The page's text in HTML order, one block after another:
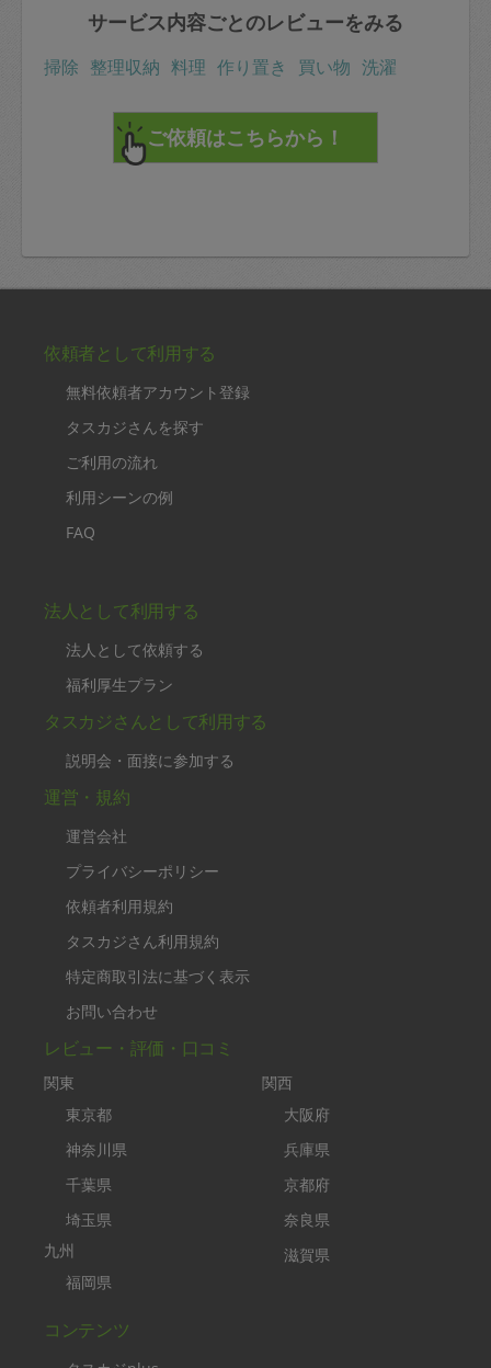
サービス内容ごとのレビューをみる
掃除 整理収納 料理 作り置き 買い物 洗濯
依頼者として利用する
無料依頼者アカウント登録
タスカジさんを探す
ご利用の流れ
利用シーンの例
FAQ
法人として利用する
法人として依頼する
福利厚生プラン
タスカジさんとして利用する
説明会・面接に参加する
運営・規約
運営会社
プライバシーポリシー
依頼者利用規約
タスカジさん利用規約
特定商取引法に基づく表示
お問い合わせ
レビュー・評価・口コミ
関東
東京都
神奈川県
千葉県
埼玉県
九州
福岡県
関西
大阪府
兵庫県
京都府
奈良県
滋賀県
コンテンツ